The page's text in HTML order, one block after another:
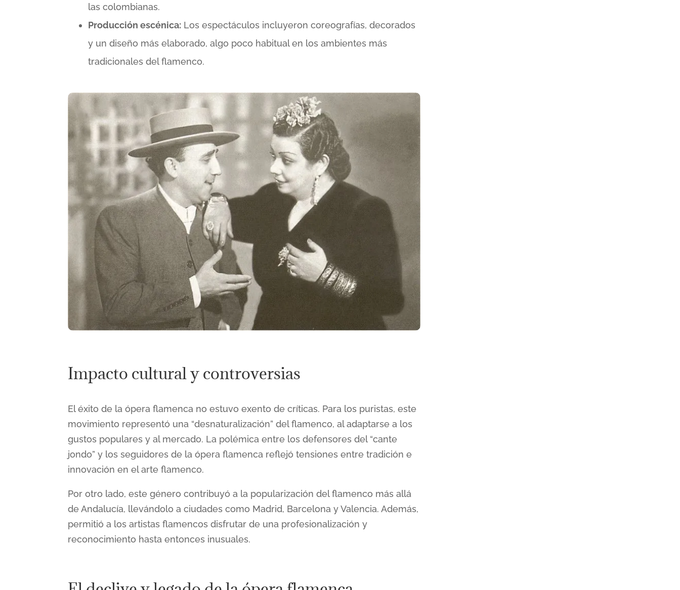
las colombianas​​.
Producción escénica: Los espectáculos incluyeron coreografías, decorados
y un diseño más elaborado, algo poco habitual en los ambientes más
tradicionales del flamenco​.
Impacto cultural y controversias
El éxito de la ópera flamenca no estuvo exento de críticas. Para los puristas, este
movimiento representó una “desnaturalización” del flamenco, al adaptarse a los
gustos populares y al mercado. La polémica entre los defensores del “cante
jondo” y los seguidores de la ópera flamenca reflejó tensiones entre tradición e
innovación en el arte flamenco​​.
Por otro lado, este género contribuyó a la popularización del flamenco más allá
de Andalucía, llevándolo a ciudades como Madrid, Barcelona y Valencia. Además,
permitió a los artistas flamencos disfrutar de una profesionalización y
reconocimiento hasta entonces inusuales​​.